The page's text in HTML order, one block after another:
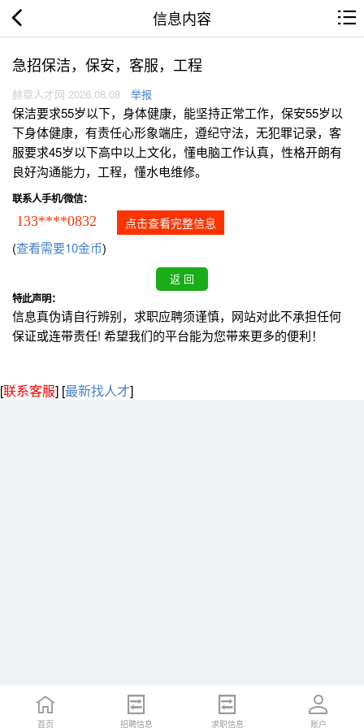
信息内容
急招保洁，保安，客服，工程
赫章人才网 2026.08.08 举报
保洁要求55岁以下，身体健康，能坚持正常工作，保安55岁以
下身体健康，有责任心形象端庄，遵纪守法，无犯罪记录，客
服要求45岁以下高中以上文化，懂电脑工作认真，性格开朗有
良好沟通能力，工程，懂水电维修。
联系人手机/微信：
133****0832 点击查看完整信息
(查看需要10金币)
特此声明：
信息真伪请自行辨别，求职应聘须谨慎，网站对此不承担任何
保证或连带责任! 希望我们的平台能为您带来更多的便利！
[联系客服] [最新找人才]
首页 招聘信息 求职信息 账户